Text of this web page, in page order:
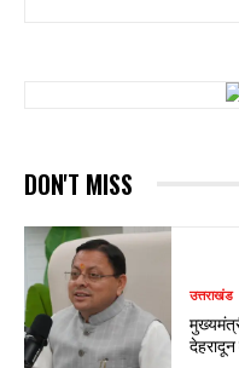
DON'T MISS
उत्तराखंड